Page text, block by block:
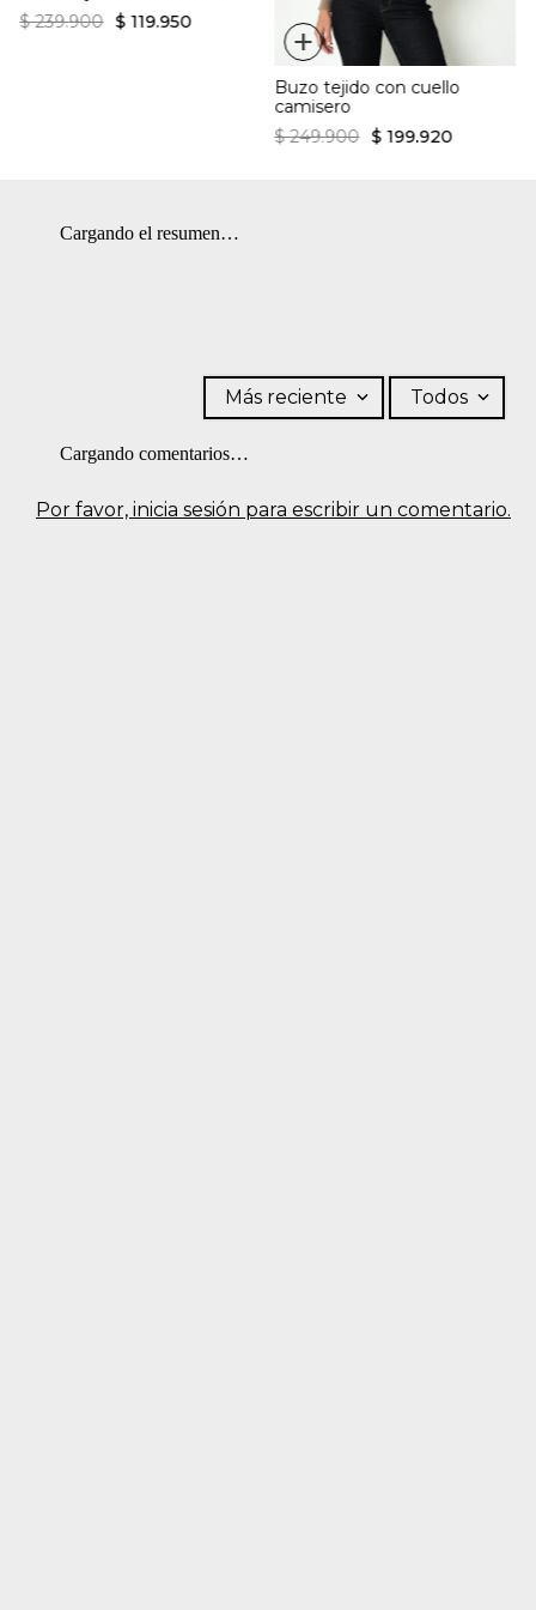
$ 239.900 $ 119.950 +
Buzo tejido con cuello
camisero
$ 249.900 $ 199.920
Cargando el resumen…
Por favor, inicia sesión para escribir un comentario.
Más reciente Todos
Cargando comentarios…